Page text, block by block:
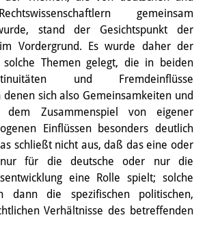
Fellows
(German)
Programme
Residence Programme
(German)
gemeinsam
stand der Gesichtspunkt der
Vordergrund. Es wurde daher der
solche Themen gelegt, die in beiden
und Fremdeinflüsse
sich also Gemeinsamkeiten und
dem Zusammenspiel von eigener
Einflüssen besonders deutlich
schließt nicht aus, daß das eine oder
für die deutsche oder nur die
eine Rolle spielt; solche
dann die spezifischen politischen,
Verhältnisse des betreffenden